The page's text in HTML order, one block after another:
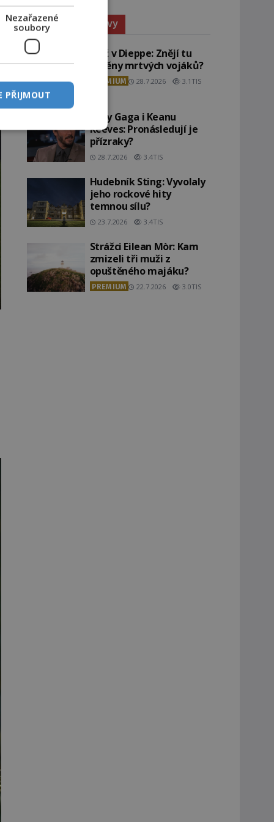
Paranormální jevy
Pláž v Dieppe: Znějí tu
ozvěny mrtvých vojáků?
PREMIUM 28.7.2026 3.1TIS
Lady Gaga i Keanu
Reeves: Pronásledují je
přízraky?
28.7.2026 3.4TIS
Hudebník Sting: Vyvolaly
jeho rockové hity
temnou sílu?
23.7.2026 3.4TIS
Strážci Eilean Mòr: Kam
zmizeli tři muži z
opuštěného majáku?
PREMIUM 22.7.2026 3.0TIS
Nezařazené
soubory
PŘIJMOUT